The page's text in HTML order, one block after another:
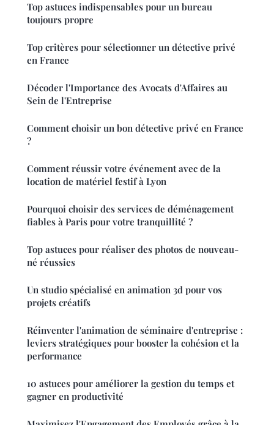
Top astuces indispensables pour un bureau
toujours propre
Top critères pour sélectionner un détective privé
en France
Décoder l'Importance des Avocats d'Affaires au
Sein de l'Entreprise
Comment choisir un bon détective privé en France
?
Comment réussir votre événement avec de la
location de matériel festif à Lyon
Pourquoi choisir des services de déménagement
fiables à Paris pour votre tranquillité ?
Top astuces pour réaliser des photos de nouveau-
né réussies
Un studio spécialisé en animation 3d pour vos
projets créatifs
Réinventer l'animation de séminaire d'entreprise :
leviers stratégiques pour booster la cohésion et la
performance
10 astuces pour améliorer la gestion du temps et
gagner en productivité